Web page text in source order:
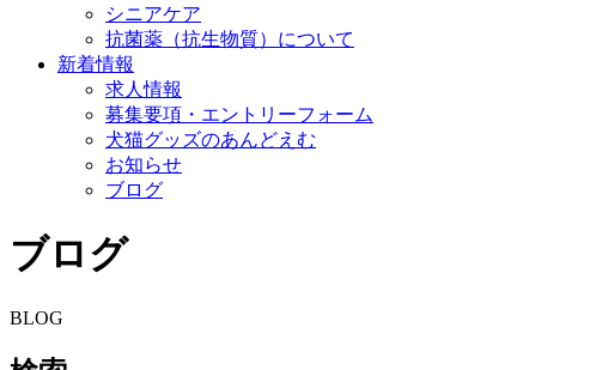
シニアケア
抗菌薬（抗生物質）について
新着情報
求人情報
募集要項・エントリーフォーム
犬猫グッズのあんどえむ
お知らせ
ブログ
ブログ
BLOG